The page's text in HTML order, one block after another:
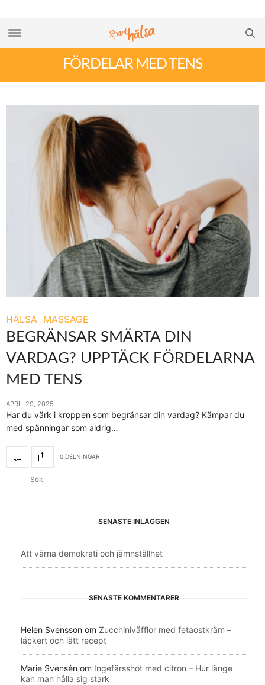
FÖRDELAR MED TENS
HÄLSA MASSAGE
BEGRÄNSAR SMÄRTA DIN
VARDAG? UPPTÄCK FÖRDELARNA
MED TENS
APRIL 29, 2025
Har du värk i kroppen som begränsar din vardag? Kämpar du
med spänningar som aldrig…
0 DELNINGAR
SENASTE INLÄGGEN
Att värna demokrati och jämnställhet
SENASTE KOMMENTARER
Helen Svensson om Zucchinivåfflor med fetaostkräm –
läckert och lätt recept
Marie Svensén om Ingefärsshot med citron – Hur länge
kan man hålla sig stark